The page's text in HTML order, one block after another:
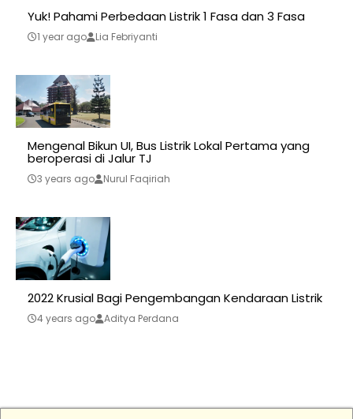
Yuk! Pahami Perbedaan Listrik 1 Fasa dan 3 Fasa
1 year ago Lia Febriyanti
Mengenal Bikun UI, Bus Listrik Lokal Pertama yang
beroperasi di Jalur TJ
3 years ago Nurul Faqiriah
2022 Krusial Bagi Pengembangan Kendaraan Listrik
4 years ago Aditya Perdana